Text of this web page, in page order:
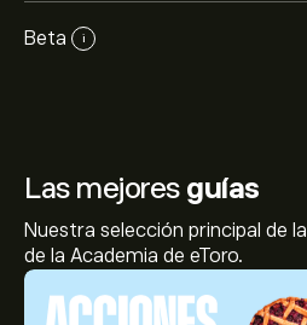
Beta i
Las mejores guías
Nuestra selección principal de
de la Academia de eToro.